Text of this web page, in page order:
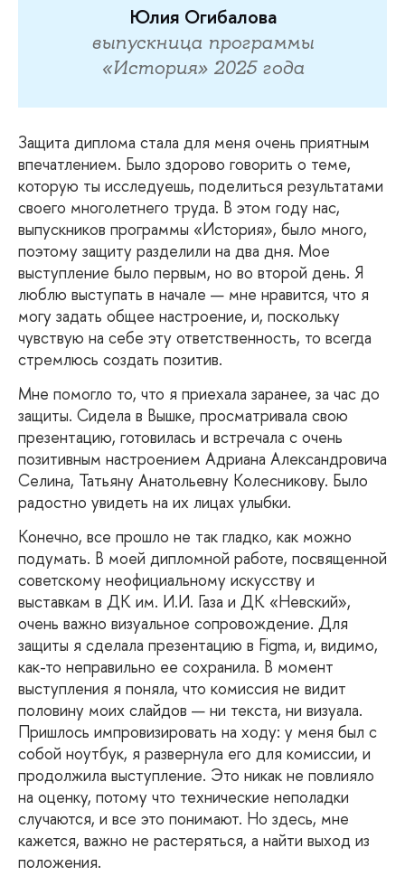
Юлия Огибалова
выпускница программы
«История» 2025 года
Защита диплома стала для меня очень приятным
впечатлением. Было здорово говорить о теме,
которую ты исследуешь, поделиться результатами
своего многолетнего труда. В этом году нас,
выпускников программы «История», было много,
поэтому защиту разделили на два дня. Мое
выступление было первым, но во второй день. Я
люблю выступать в начале — мне нравится, что я
могу задать общее настроение, и, поскольку
чувствую на себе эту ответственность, то всегда
стремлюсь создать позитив.
Мне помогло то, что я приехала заранее, за час до
защиты. Сидела в Вышке, просматривала свою
презентацию, готовилась и встречала с очень
позитивным настроением Адриана Александровича
Селина, Татьяну Анатольевну Колесникову. Было
радостно увидеть на их лицах улыбки.
Конечно, все прошло не так гладко, как можно
подумать. В моей дипломной работе, посвященной
советскому неофициальному искусству и
выставкам в ДК им. И.И. Газа и ДК «Невский»,
очень важно визуальное сопровождение. Для
защиты я сделала презентацию в Figma, и, видимо,
как-то неправильно ее сохранила. В момент
выступления я поняла, что комиссия не видит
половину моих слайдов — ни текста, ни визуала.
Пришлось импровизировать на ходу: у меня был с
собой ноутбук, я развернула его для комиссии, и
продолжила выступление. Это никак не повлияло
на оценку, потому что технические неполадки
случаются, и все это понимают. Но здесь, мне
кажется, важно не растеряться, а найти выход из
положения.